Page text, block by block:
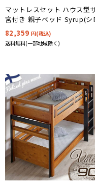
マットレスセット ハウス型
宮付き 親子ベッド Syrup(シ
プ) 2色対応
82,359 円(税込)
送料無料(一部地域除く)